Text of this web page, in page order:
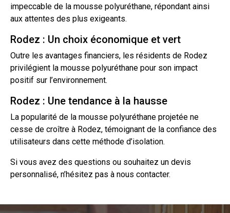
impeccable de la mousse polyuréthane, répondant ainsi
aux attentes des plus exigeants.
Rodez : Un choix économique et vert
Outre les avantages financiers, les résidents de Rodez
privilégient la mousse polyuréthane pour son impact
positif sur l’environnement.
Rodez : Une tendance à la hausse
La popularité de la mousse polyuréthane projetée ne
cesse de croître à Rodez, témoignant de la confiance des
utilisateurs dans cette méthode d’isolation.
Si vous avez des questions ou souhaitez un devis
personnalisé, n’hésitez pas à nous contacter.